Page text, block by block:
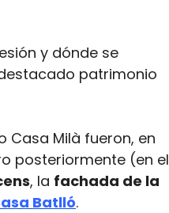
y dónde se
patrimonio
Casa Milà fueron, en
posteriormente (en el
, la fachada de la
Batlló.